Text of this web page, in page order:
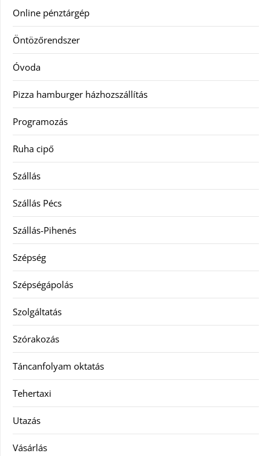
Online pénztárgép
Öntözőrendszer
Óvoda
Pizza hamburger házhozszállítás
Programozás
Ruha cipő
Szállás
Szállás Pécs
Szállás-Pihenés
Szépség
Szépségápolás
Szolgáltatás
Szórakozás
Táncanfolyam oktatás
Tehertaxi
Utazás
Vásárlás